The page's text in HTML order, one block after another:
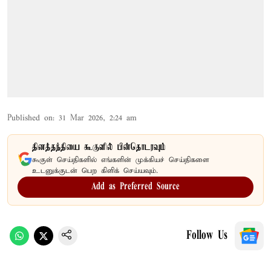
Published on: 31 Mar 2026, 2:24 am
தினத்தந்தியை கூகுளில் பின்தொடரவும்
கூகுள் செய்திகளில் எங்களின் முக்கியச் செய்திகளை
உடனுக்குடன் பெற கிளிக் செய்யவும்.
Add as Preferred Source
Follow Us